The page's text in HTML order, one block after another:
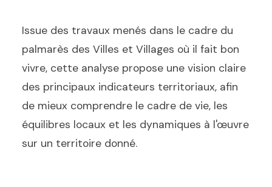
Issue des travaux menés dans le cadre du
palmarès des Villes et Villages où il fait bon
vivre, cette analyse propose une vision claire
des principaux indicateurs territoriaux, afin
de mieux comprendre le cadre de vie, les
équilibres locaux et les dynamiques à l'œuvre
sur un territoire donné.